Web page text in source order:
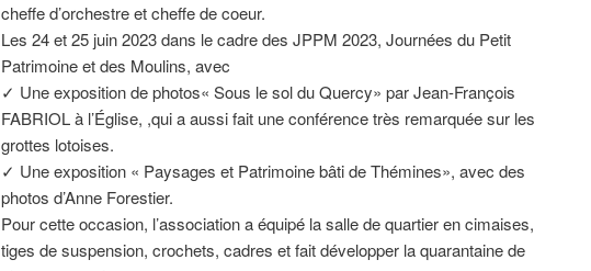
cheffe d’orchestre et cheffe de coeur.
Les 24 et 25 juin 2023 dans le cadre des JPPM 2023, Journées du Petit
Patrimoine et des Moulins, avec
✓ Une exposition de photos« Sous le sol du Quercy» par Jean-François
FABRIOL à l’Église, ,qui a aussi fait une conférence très remarquée sur les
grottes lotoises.
✓ Une exposition « Paysages et Patrimoine bâti de Thémines», avec des
photos d’Anne Forestier.
Pour cette occasion, l’association a équipé la salle de quartier en cimaises,
tiges de suspension, crochets, cadres et fait développer la quarantaine de